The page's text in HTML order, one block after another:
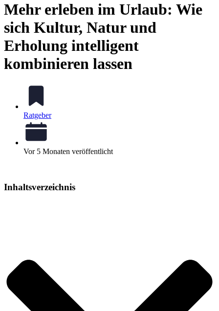
Mehr erleben im Urlaub: Wie
sich Kultur, Natur und
Erholung intelligent
kombinieren lassen
Ratgeber
Vor 5 Monaten veröffentlicht
Inhaltsverzeichnis